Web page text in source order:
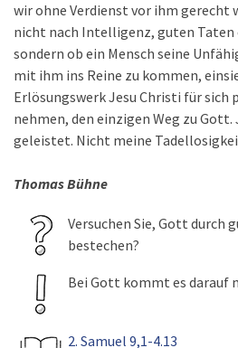
wir ohne Verdienst vor ihm gerecht
nicht nach Intelligenz, guten Taten
sondern ob ein Mensch seine
mit ihm ins Reine zu kommen,
Erlösungswerk Jesu Christi für sich
nehmen, den einzigen Weg zu
geleistet. Nicht meine
Thomas Bühne
Versuchen Sie, Gott durch
bestechen?
Bei Gott kommt es darauf
2. Samuel 9,1-4.13